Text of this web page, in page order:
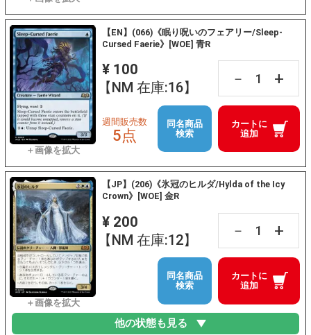
【EN】(066)《眠り呪いのフェアリー/Sleep-
Cursed Faerie》[WOE] 青R
¥ 100
【NM 在庫:16】
－ +
カートに
追加
週間販売数
5点
同名商品
検索
【JP】(206)《氷冠のヒルダ/Hylda of the Icy
Crown》[WOE] 金R
¥ 200
【NM 在庫:12】
－ +
カートに
追加
同名商品
検索
他の状態も見る